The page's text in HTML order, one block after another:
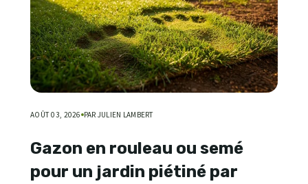
AOÛT 03, 2026 PAR JULIEN LAMBERT
Gazon en rouleau ou semé
pour un jardin piétiné par